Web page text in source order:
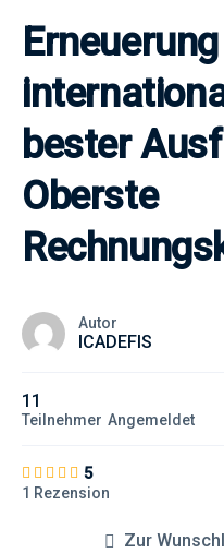
bester
Oberste
Autor
ICADEFIS
11
Teilnehmer Angemeldet
5
1 Rezension
Zur